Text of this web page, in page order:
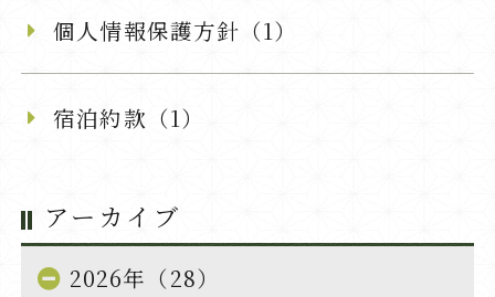
個人情報保護方針（1）
宿泊約款（1）
アーカイブ
2026年（28）